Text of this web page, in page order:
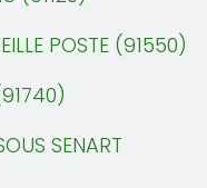
POSTE (91550)
SENART